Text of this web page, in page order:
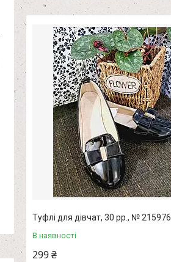
Туфлі для дівчат, 30 рр., № 215976
В наявності
299 ₴